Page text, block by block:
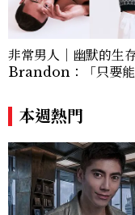
非常男人｜幽默的生
Brandon：「只要能
讓敵人成為朋友。」
本週熱門